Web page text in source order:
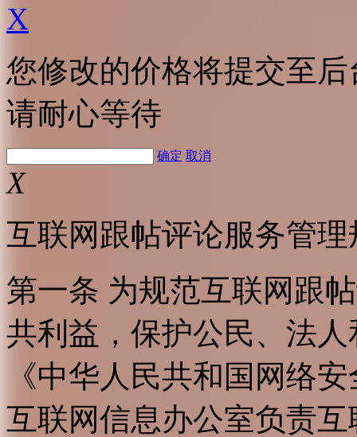
X
您修改的价格将提交至
请耐心等待
确定 取消
X
互联网跟帖评论服务管理
第一条 为规范互联网跟
共利益，保护公民、法
《中华人民共和国网络
互联网信息办公室负责